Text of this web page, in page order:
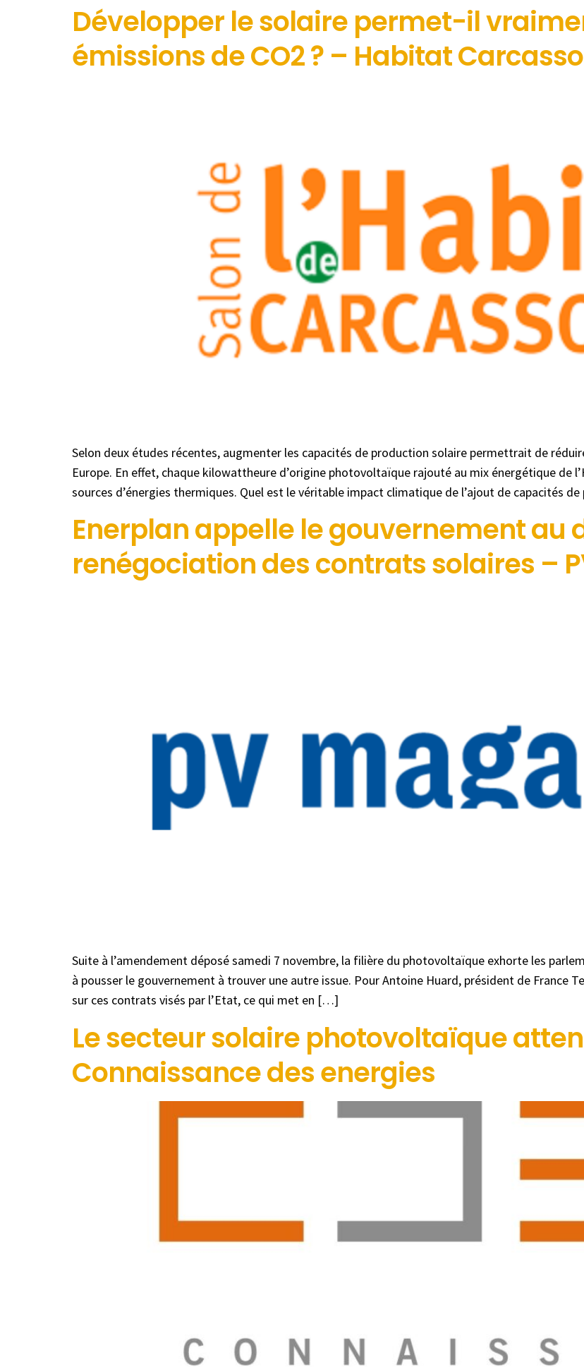
Développer le solaire permet-il
émissions de CO2 ? – Habitat
Selon deux études récentes, augmenter les capacités de production solaire permettrait de
Europe. En effet, chaque kilowattheure d’origine photovoltaïque rajouté au mix énergétique de
sources d’énergies thermiques. Quel est le véritable impact climatique de l’ajout de capacités
Enerplan appelle le gouvernement au
renégociation des contrats solaires –
Suite à l’amendement déposé samedi 7 novembre, la filière du photovoltaïque exhorte les
à pousser le gouvernement à trouver une autre issue. Pour Antoine Huard, président de France
sur ces contrats visés par l’Etat, ce qui met en […]
Le secteur solaire photovoltaïque
Connaissance des energies